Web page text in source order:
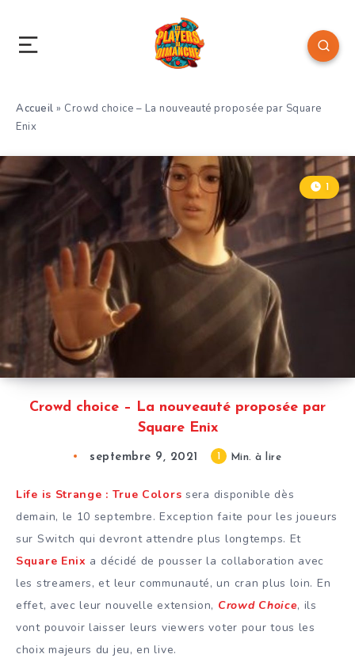
Accueil » Crowd choice – La nouveauté proposée par Square
Enix
Crowd choice – La nouveauté proposée par
Square Enix
1
septembre 9, 2021 1 Min. à lire
Life is Strange : True Colors sera disponible dès
demain, le 10 septembre. Exception faite pour les joueurs
sur Switch qui devront attendre plus longtemps. Et
Square Enix a décidé de pousser la collaboration avec
les streamers, et leur communauté, un cran plus loin. En
effet, avec leur nouvelle extension, Crowd Choice, ils
vont pouvoir laisser leurs viewers voter pour tous les
choix majeurs du jeu, en live.